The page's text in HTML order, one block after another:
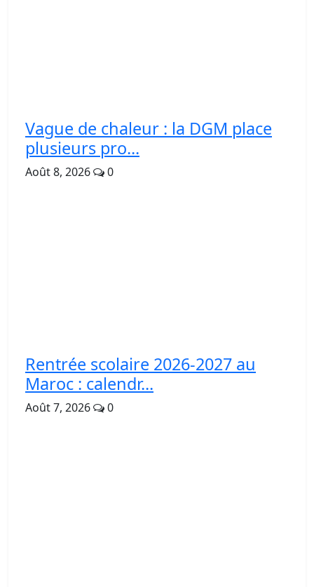
Vague de chaleur : la DGM place
plusieurs pro...
Août 8, 2026 0
Rentrée scolaire 2026-2027 au
Maroc : calendr...
Août 7, 2026 0